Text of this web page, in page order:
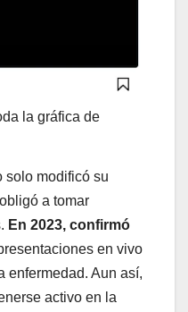
la gráfica de
solo modificó su
a tomar
En 2023, confirmó
en vivo
enfermedad. Aun así,
activo en la